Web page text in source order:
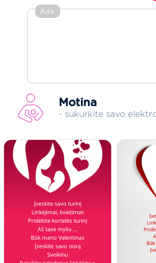
Ads
Motina
- sukurkite savo